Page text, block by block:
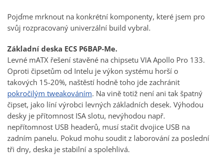
Pojďme mrknout na konkrétní komponenty, které jsem pro
svůj rozpracovaný univerzální build vybral.
Základní deska ECS P6BAP-Me.
Levné mATX řešení stavěné na chipsetu VIA Apollo Pro 133.
Oproti čipsetům od Intelu je výkon systému horší o
takových 15-20%, naštěstí hodně toho jde zachránit
pokročilým tweakováním. Na vině totiž není ani tak špatný
čipset, jako líní výrobci levných základních desek. Výhodou
desky je přítomnost ISA slotu, nevýhodou např.
nepřítomnost USB headerů, musí stačit dvojice USB na
zadním panelu. Pokud mohu soudit z laborování za poslední
tři dny, deska je stabilní a spolehlivá.